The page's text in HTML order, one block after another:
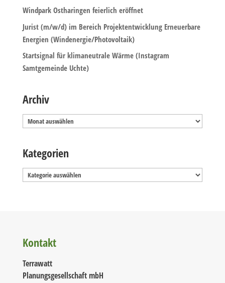
Windpark Ostharingen feierlich eröffnet
Jurist (m/w/d) im Bereich Projektentwicklung Erneuerbare
Energien (Windenergie/Photovoltaik)
Startsignal für klimaneutrale Wärme (Instagram
Samtgemeinde Uchte)
Archiv
Archiv
Kategorien
Kategorien
Kontakt
Terrawatt
Planungsgesellschaft mbH